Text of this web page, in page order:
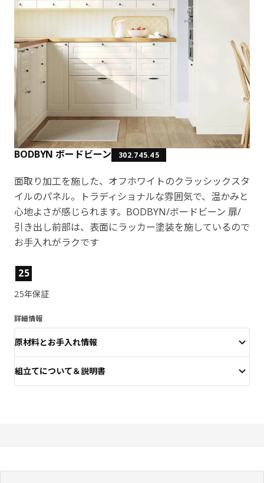
BODBYN ボードビーン 302.745.45
面取り加工を施した、オフホワイトのクラッシックスタ
イルのパネル。トラディショナルな雰囲気で、温かみと
心地よさが感じられます。BODBYN/ボードビーン 扉/
引き出し前部は、表面にラッカー塗装を施しているので
お手入れがラクです
製品の特徴
25
25年保証
詳細情報
原材料とお手入れ情報
組立てについて＆説明書